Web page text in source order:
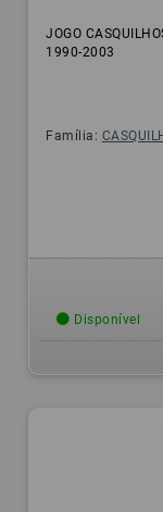
JOGO
1990-2003
Família:
Disponível